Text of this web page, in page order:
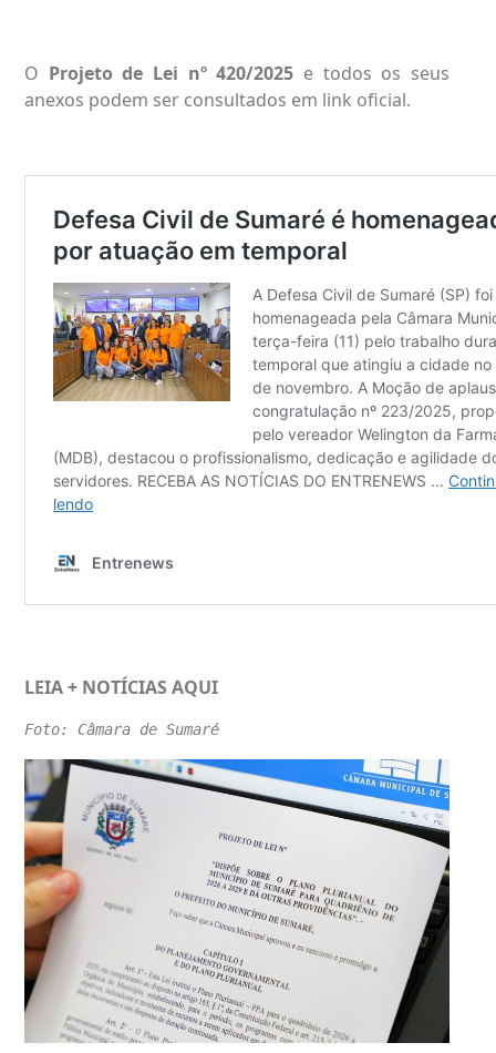
O Projeto de Lei nº 420/2025 e todos os seus
anexos podem ser consultados em link oficial.
LEIA + NOTÍCIAS AQUI
Foto: Câmara de Sumaré